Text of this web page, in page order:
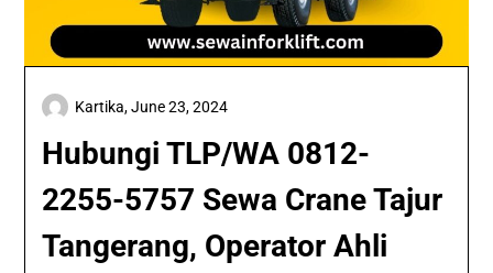
Hubungi TLP/WA 0812-
2255-5757 Sewa Crane Tajur
Tangerang, Operator Ahli
Kartika,June 23, 2024